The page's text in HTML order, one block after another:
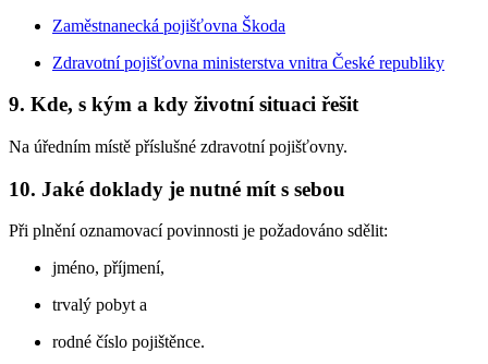
Zaměstnanecká pojišťovna Škoda
Zdravotní pojišťovna ministerstva vnitra České republiky
9. Kde, s kým a kdy životní situaci řešit
Na úředním místě příslušné zdravotní pojišťovny.
10. Jaké doklady je nutné mít s sebou
Při plnění oznamovací povinnosti je požadováno sdělit:
jméno, příjmení,
trvalý pobyt a
rodné číslo pojištěnce.